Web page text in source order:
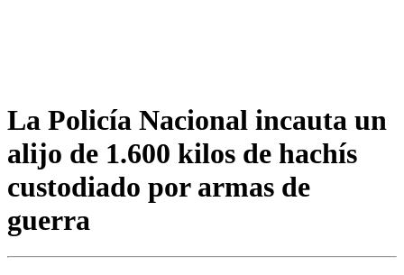
La Policía Nacional incauta un
alijo de 1.600 kilos de hachís
custodiado por armas de
guerra